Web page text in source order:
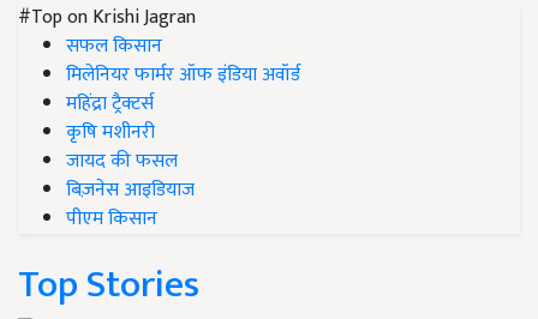
#Top on Krishi Jagran
सफल किसान
मिलेनियर फार्मर ऑफ इंडिया अवॉर्ड
महिंद्रा ट्रैक्टर्स
कृषि मशीनरी
जायद की फसल
बिज़नेस आइडियाज
पीएम किसान
Top Stories